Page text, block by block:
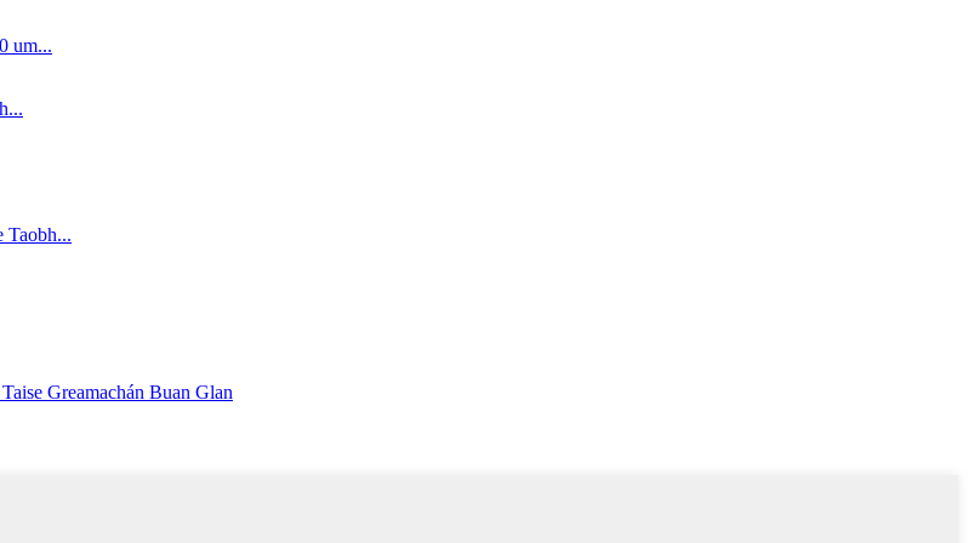
um...
Taobh...